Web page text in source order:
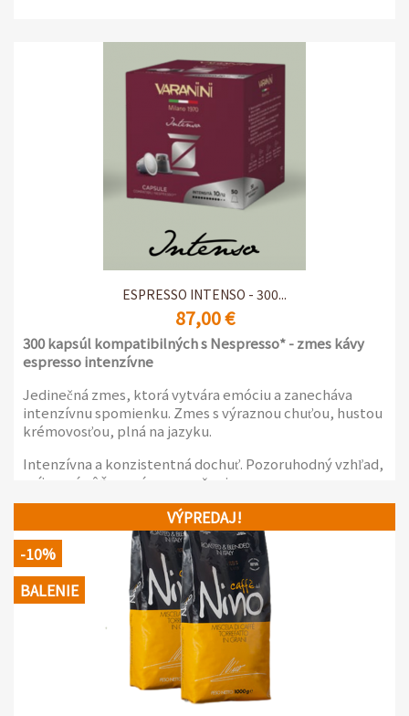
ESPRESSO INTENSO - 300...
87,00 €
300 kapsúl kompatibilných s Nespresso* - zmes kávy
espresso intenzívne
Jedinečná zmes, ktorá vytvára emóciu a zanecháva
intenzívnu spomienku. Zmes s výraznou chuťou, hustou
krémovosťou, plná na jazyku.
Intenzívna a konzistentná dochuť. Pozoruhodný vzhľad,
príjemná vôňa s arómou praženia.
6 balení po 50 samochránených kapsulách
VÝPREDAJ!
-10%
BALENIE